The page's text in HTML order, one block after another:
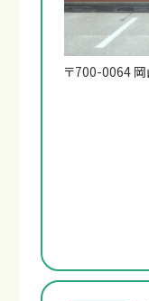
〒700-0064